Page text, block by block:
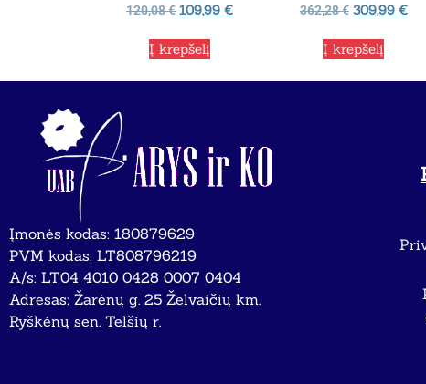
120,08€ 109,99€
Į krepšelį
362,28€ 309,99 €
Į krepšelį
Įmonės kodas: 180879629
PVM kodas: LT808796219
A/s: LT04 4010 0428 0007 0404
Adresas: Žarėnų g. 25 Želvaičių km.
Ryškėnų sen. Telšių r.